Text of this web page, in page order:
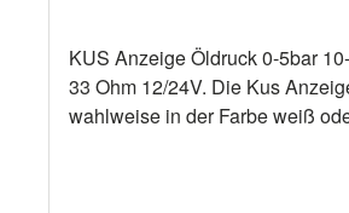
KUS Anzeige Öldruck 0-5bar
33 Ohm 12/24V. Die Kus
wahlweise in der Farbe weiß